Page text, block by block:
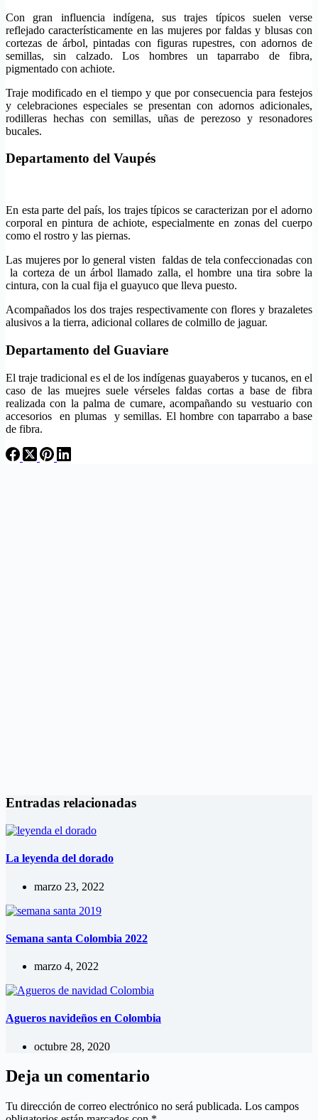
Con gran influencia indígena, sus trajes típicos suelen verse
reflejado característicamente en las mujeres por faldas y blusas con
cortezas de árbol, pintadas con figuras rupestres, con adornos de
semillas, sin calzado. Los hombres un taparrabo de fibra,
pigmentado con achiote.
Traje modificado en el tiempo y que por consecuencia para festejos
y celebraciones especiales se presentan con adornos adicionales,
rodilleras hechas con semillas, uñas de perezoso y resonadores
bucales.
Departamento del Vaupés
En esta parte del país, los trajes típicos se caracterizan por el adorno
corporal en pintura de achiote, especialmente en zonas del cuerpo
como el rostro y las piernas.
Las mujeres por lo general visten faldas de tela confeccionadas con
la corteza de un árbol llamado zalla, el hombre una tira sobre la
cintura, con la cual fija el guayuco que lleva puesto.
Acompañados los dos trajes respectivamente con flores y brazaletes
alusivos a la tierra, adicional collares de colmillo de jaguar.
Departamento del Guaviare
El traje tradicional es el de los indígenas guayaberos y tucanos, en el
caso de las muejres suele vérseles faldas cortas a base de fibra
realizada con la palma de cumare, acompañando su vestuario con
accesorios en plumas y semillas. El hombre con taparrabo a base
de fibra.
Entradas relacionadas
La leyenda del dorado
marzo 23, 2022
Semana santa Colombia 2022
marzo 4, 2022
Agueros navideños en Colombia
octubre 28, 2020
Deja un comentario
Tu dirección de correo electrónico no será publicada. Los campos